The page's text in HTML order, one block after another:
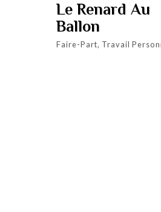
Le Renard Au
Ballon
Faire-Part, Travail